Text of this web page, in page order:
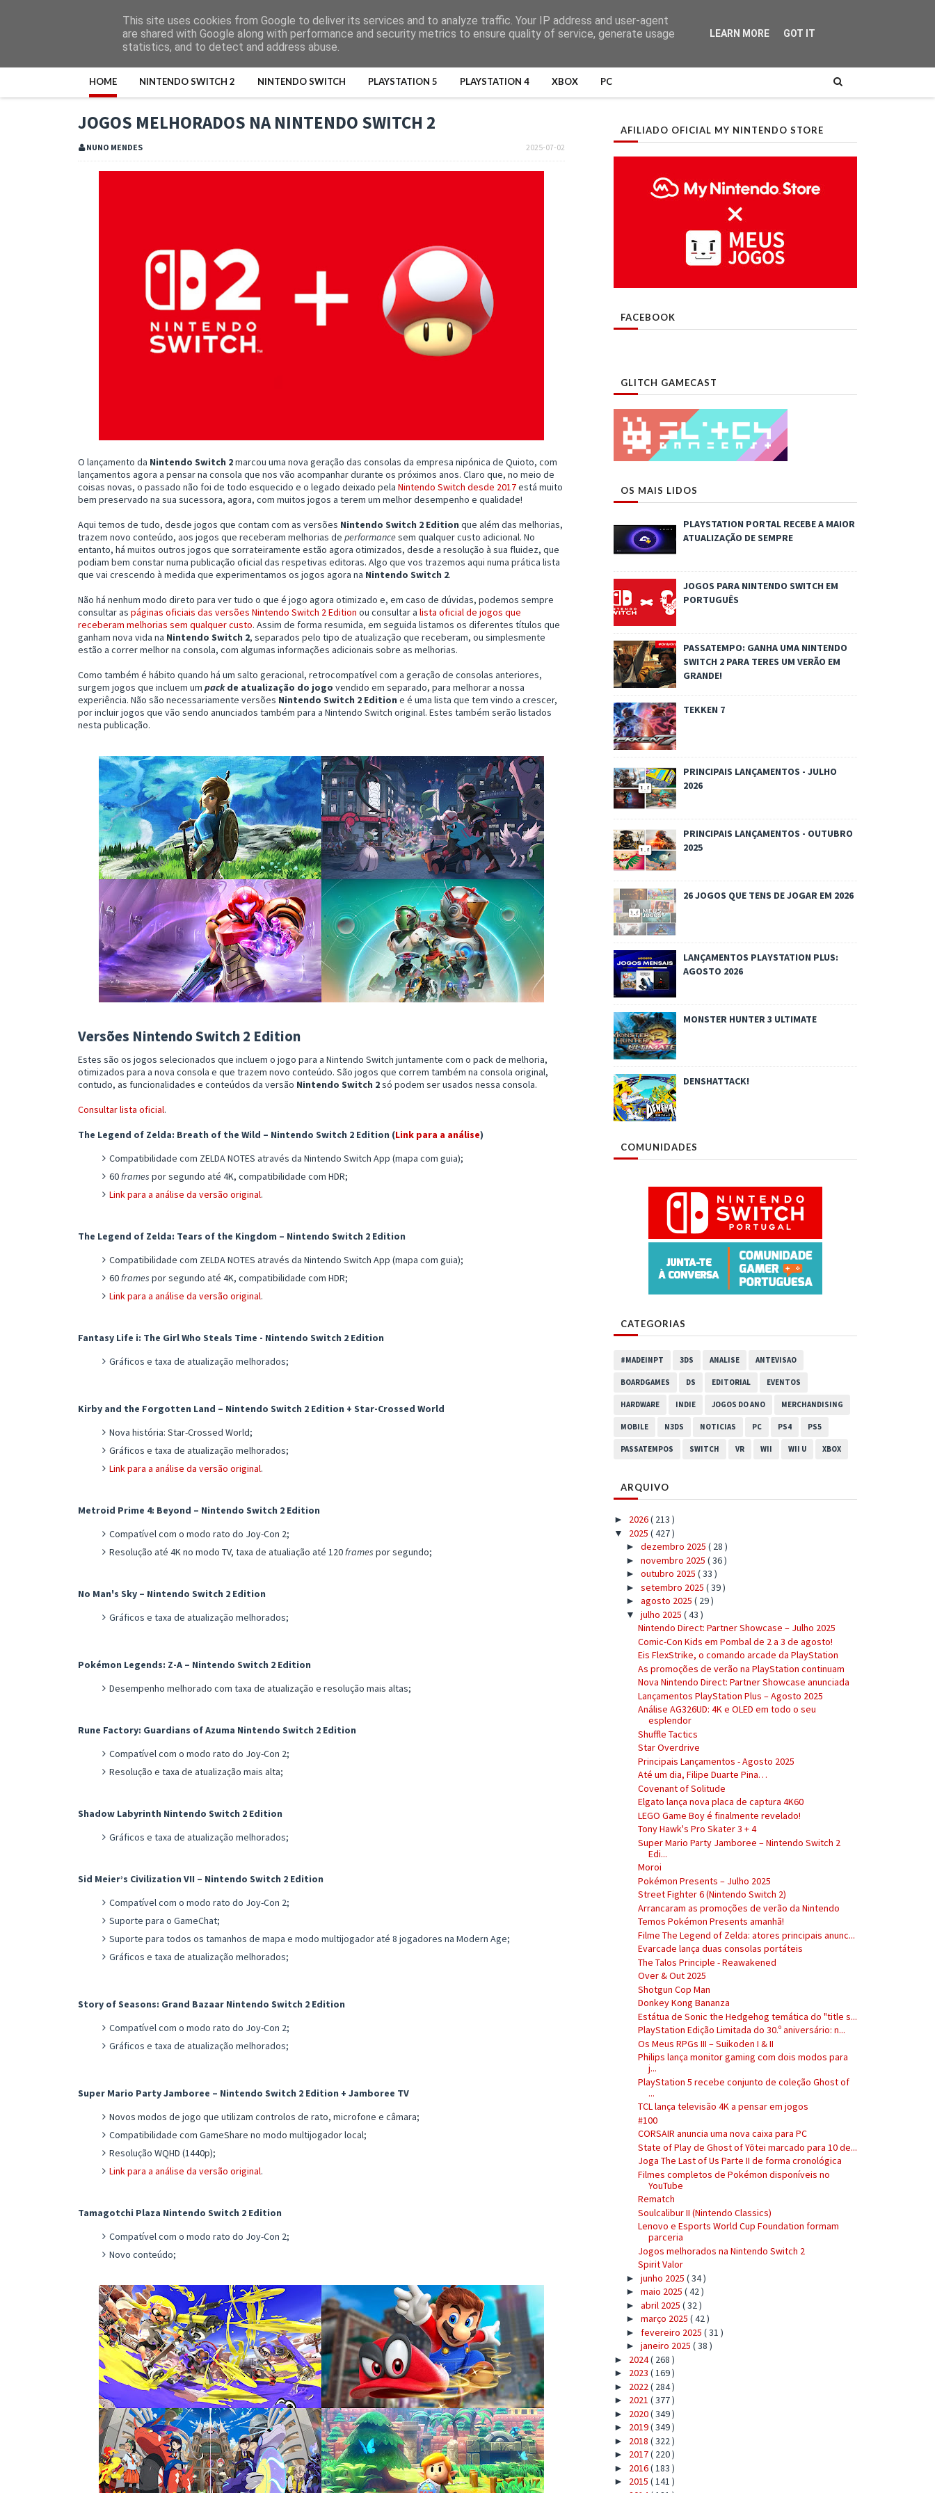
HOME NINTENDO SWITCH 2 NINTENDO SWITCH PLAYSTATION 5 PLAYSTATION 4 XBOX PC
JOGOS MELHORADOS NA NINTENDO SWITCH 2
2025-07-02
NUNO MENDES
O lançamento da Nintendo Switch 2marcou uma nova geração das consolas da empresa nipónica de Quioto, com
lançamentos agora a pensar na consola que nos vão acompanhar durante os próximos anos. Claro que, no meio de
coisas novas, o passado não foi de todo esquecido e o legado deixado pela Nintendo Switch desde 2017está muito
bem preservado na sua sucessora, agora, com muitos jogos a terem um melhor desempenho e qualidade!
Aqui temos de tudo, desde jogos que contam com as versões Nintendo Switch 2 Edition que além das melhorias,
trazem novo conteúdo, aos jogos que receberam melhorias de performancesem qualquer custo adicional. No
entanto, há muitos outros jogos que sorrateiramente estão agora otimizados, desde a resolução à sua fluidez, que
podiam bem constar numa publicação oficial das respetivas editoras. Algo que vos trazemos aqui numa prática lista
que vai crescendo à medida que experimentamos os jogos agora na Nintendo Switch 2.
Não há nenhum modo direto para ver tudo o que é jogo agora otimizado e, em caso de dúvidas, podemos sempre
consultar as páginas oficiais das versões Nintendo Switch 2 Edition ou consultar a lista oficial de jogos que
receberam melhorias sem qualquer custo. Assim de forma resumida, em seguida listamos os diferentes títulos que
ganham nova vida na Nintendo Switch 2, separados pelo tipo de atualização que receberam, ou simplesmente
estão a correr melhor na consola, com algumas informações adicionais sobre as melhorias.
Como também é hábito quando há um salto geracional, retrocompatível com a geração de consolas anteriores,
surgem jogos que incluem um packde atualização do jogo vendido em separado, para melhorar a nossa
experiência. Não são necessariamente versões Nintendo Switch 2 Edition e é uma lista que tem vindo a crescer,
por incluir jogos que vão sendo anunciados também para a Nintendo Switch original. Estes também serão listados
nesta publicação.
Versões Nintendo Switch 2 Edition
Estes são os jogos selecionados que incluem o jogo para a Nintendo Switch juntamente com o pack de melhoria,
otimizados para a nova consola e que trazem novo conteúdo. São jogos que correm também na consola original,
contudo, as funcionalidades e conteúdos da versão Nintendo Switch 2só podem ser usados nessa consola.
Consultar lista oficial.
The Legend of Zelda: Breath of the Wild – Nintendo Switch 2 Edition (Link para a análise)
Compatibilidade com ZELDA NOTES através da Nintendo Switch App (mapa com guia);
60 frames por segundo até 4K, compatibilidade com HDR;
Link para a análise da versão original.
The Legend of Zelda: Tears of the Kingdom – Nintendo Switch 2 Edition
Compatibilidade com ZELDA NOTES através da Nintendo Switch App (mapa com guia);
60 frames por segundo até 4K, compatibilidade com HDR;
Link para a análise da versão original.
Fantasy Life i: The Girl Who Steals Time - Nintendo Switch 2 Edition
Gráficos e taxa de atualização melhorados;
Kirby and the Forgotten Land – Nintendo Switch 2 Edition + Star-Crossed World
Nova história: Star-Crossed World;
Gráficos e taxa de atualização melhorados;
Link para a análise da versão original.
Metroid Prime 4: Beyond – Nintendo Switch 2 Edition
Compatível com o modo rato do Joy-Con 2;
Resolução até 4K no modo TV, taxa de atualiação até 120 frames por segundo;
No Man's Sky – Nintendo Switch 2 Edition
Gráficos e taxa de atualização melhorados;
Pokémon Legends: Z-A – Nintendo Switch 2 Edition
Desempenho melhorado com taxa de atualização e resolução mais altas;
Rune Factory: Guardians of Azuma Nintendo Switch 2 Edition
Compatível com o modo rato do Joy-Con 2;
Resolução e taxa de atualização mais alta;
Shadow Labyrinth Nintendo Switch 2 Edition
Gráficos e taxa de atualização melhorados;
Sid Meier’s Civilization VII – Nintendo Switch 2 Edition
Compatível com o modo rato do Joy-Con 2;
Suporte para o GameChat;
Suporte para todos os tamanhos de mapa e modo multijogador até 8 jogadores na Modern Age;
Gráficos e taxa de atualização melhorados;
Story of Seasons: Grand Bazaar Nintendo Switch 2 Edition
Compatível com o modo rato do Joy-Con 2;
Gráficos e taxa de atualização melhorados;
Super Mario Party Jamboree – Nintendo Switch 2 Edition + Jamboree TV
Novos modos de jogo que utilizam controlos de rato, microfone e câmara;
Compatibilidade com GameShare no modo multijogador local;
Resolução WQHD (1440p);
Link para a análise da versão original.
Tamagotchi Plaza Nintendo Switch 2 Edition
Compatível com o modo rato do Joy-Con 2;
Novo conteúdo;
AFILIADO OFICIAL MY NINTENDO STORE
FACEBOOK
GLITCH GAMECAST
OS MAIS LIDOS
PLAYSTATION PORTAL RECEBE A MAIOR
ATUALIZAÇÃO DE SEMPRE
JOGOS PARA NINTENDO SWITCH EM
PORTUGUÊS
PASSATEMPO: GANHA UMA NINTENDO
SWITCH 2 PARA TERES UM VERÃO EM
GRANDE!
TEKKEN 7
PRINCIPAIS LANÇAMENTOS - JULHO
2026
PRINCIPAIS LANÇAMENTOS - OUTUBRO
2025
26 JOGOS QUE TENS DE JOGAR EM 2026
LANÇAMENTOS PLAYSTATION PLUS:
AGOSTO 2026
MONSTER HUNTER 3 ULTIMATE
DENSHATTACK!
COMUNIDADES
CATEGORIAS
#MADEINPT 3DS ANALISE ANTEVISAO
BOARDGAMES DS EDITORIAL EVENTOS
HARDWARE INDIE JOGOS DO ANO MERCHANDISING
MOBILE N3DS NOTICIAS PC PS4 PS5
PASSATEMPOS SWITCH VR WII WII U XBOX
ARQUIVO
► 2026( 213 )
▼ 2025 ( 427 )
► dezembro 2025 ( 28 )
► novembro 2025 ( 36 )
► outubro 2025 ( 33 )
► setembro 2025 ( 39 )
► agosto 2025 ( 29 )
▼ julho 2025 ( 43 )
Nintendo Direct: Partner Showcase – Julho 2025
Comic-Con Kids em Pombal de 2 a 3 de agosto!
Eis FlexStrike, o comando arcade da PlayStation
As promoções de verão na PlayStation continuam
Nova Nintendo Direct: Partner Showcase anunciada
Lançamentos PlayStation Plus – Agosto 2025
Análise AG326UD: 4K e OLED em todo o seu
esplendor
Shuffle Tactics
Star Overdrive
Principais Lançamentos - Agosto 2025
Até um dia, Filipe Duarte Pina…
Covenant of Solitude
Elgato lança nova placa de captura 4K60
LEGO Game Boy é finalmente revelado!
Tony Hawk's Pro Skater 3 + 4
Super Mario Party Jamboree – Nintendo Switch 2
Edi...
Moroi
Pokémon Presents – Julho 2025
Street Fighter 6 (Nintendo Switch 2)
Arrancaram as promoções de verão da Nintendo
Temos Pokémon Presents amanhã!
Filme The Legend of Zelda: atores principais anunc...
Evarcade lança duas consolas portáteis
The Talos Principle - Reawakened
Over & Out 2025
Shotgun Cop Man
Donkey Kong Bananza
Estátua de Sonic the Hedgehog temática do "title s...
PlayStation Edição Limitada do 30.º aniversário: n...
Os Meus RPGs III – Suikoden I & II
Philips lança monitor gaming com dois modos para
j...
PlayStation 5 recebe conjunto de coleção Ghost of
...
TCL lança televisão 4K a pensar em jogos
#100
CORSAIR anuncia uma nova caixa para PC
State of Play de Ghost of Yōtei marcado para 10 de...
Joga The Last of Us Parte II de forma cronológica
Filmes completos de Pokémon disponíveis no
YouTube
Rematch
Soulcalibur II (Nintendo Classics)
Lenovo e Esports World Cup Foundation formam
parceria
Jogos melhorados na Nintendo Switch 2
Spirit Valor
► junho 2025 ( 34 )
► maio 2025 ( 42 )
► abril 2025 ( 32 )
► março 2025 ( 42 )
► fevereiro 2025 ( 31 )
► janeiro 2025 ( 38 )
► 2024( 268 )
► 2023 ( 169 )
► 2022 ( 284 )
► 2021 ( 377 )
► 2020( 349 )
► 2019( 349 )
► 2018 ( 322 )
► 2017( 220 )
► 2016( 183 )
► 2015 ( 141 )
This site uses cookies from Google to deliver its services and to analyze traffic. Your IP address and user-agent
are shared with Google along with performance and security metrics to ensure quality of service, generate usage
statistics, and to detect and address abuse.
LEARN MORE GOT IT